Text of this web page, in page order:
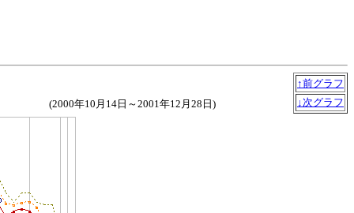
↑前グラフ
↓次グラフ
(2000年10月14日～2001年12月28日)